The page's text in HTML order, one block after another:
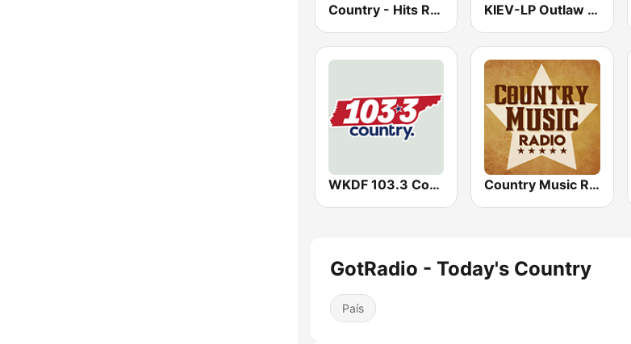
Country - Hits Radio KIEV-LP Outlaw Country Radio
WKDF 103.3 Country Country Music Radio - Country Mix
GotRadio - Today's Country
País